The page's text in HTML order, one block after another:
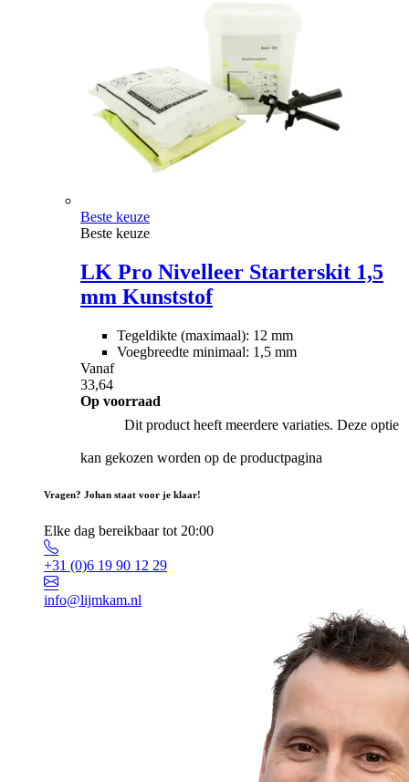
Beste keuze
Beste keuze
LK Pro Nivelleer Starterskit 1,5
mm Kunststof
Tegeldikte (maximaal): 12 mm
Voegbreedte minimaal: 1,5 mm
Vanaf
33,64
Op voorraad
Dit product heeft meerdere variaties. Deze optie
kan gekozen worden op de productpagina
Vragen? Johan staat voor je klaar!
Elke dag bereikbaar tot 20:00
+31 (0)6 19 90 12 29
info@lijmkam.nl